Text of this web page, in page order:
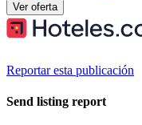
Ver oferta
Reportar esta publicación
Send listing report